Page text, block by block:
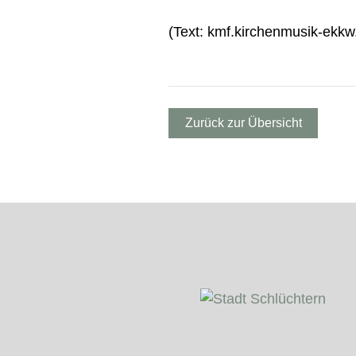
(Text: kmf.kirchenmusik-
Zurück zur Übersicht